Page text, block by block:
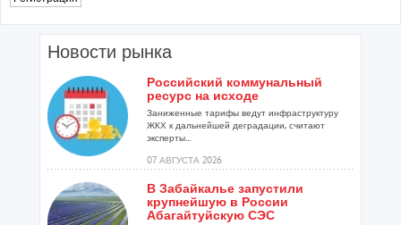
Новости рынка
Российский коммунальный
ресурс на исходе
Заниженные тарифы ведут инфраструктуру
ЖКХ к дальнейшей деградации, считают
эксперты...
07 АВГУСТА 2026
В Забайкалье запустили
крупнейшую в России
Абагайтуйскую СЭС